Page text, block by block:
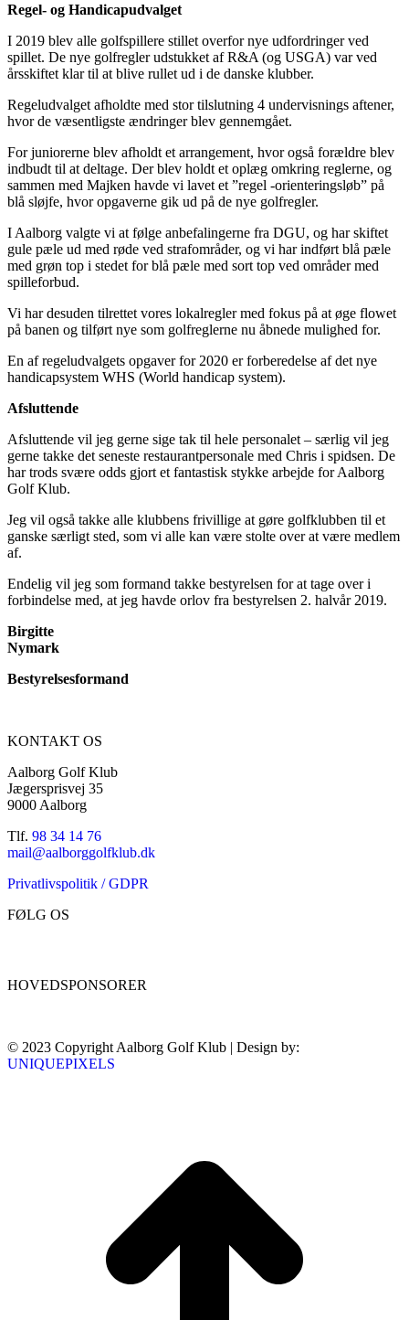
Regel- og Handicapudvalget
I 2019 blev alle golfspillere stillet overfor nye udfordringer ved
spillet. De nye golfregler udstukket af R&A (og USGA) var ved
årsskiftet klar til at blive rullet ud i de danske klubber.
Regeludvalget afholdte med stor tilslutning 4 undervisnings aftener,
hvor de væsentligste ændringer blev gennemgået.
For juniorerne blev afholdt et arrangement, hvor også forældre blev
indbudt til at deltage. Der blev holdt et oplæg omkring reglerne, og
sammen med Majken havde vi lavet et ”regel -orienteringsløb” på
blå sløjfe, hvor opgaverne gik ud på de nye golfregler.
I Aalborg valgte vi at følge anbefalingerne fra DGU, og har skiftet
gule pæle ud med røde ved strafområder, og vi har indført blå pæle
med grøn top i stedet for blå pæle med sort top ved områder med
spilleforbud.
Vi har desuden tilrettet vores lokalregler med fokus på at øge flowet
på banen og tilført nye som golfreglerne nu åbnede mulighed for.
En af regeludvalgets opgaver for 2020 er forberedelse af det nye
handicapsystem WHS (World handicap system).
Afsluttende
Afsluttende vil jeg gerne sige tak til hele personalet – særlig vil jeg
gerne takke det seneste restaurantpersonale med Chris i spidsen. De
har trods svære odds gjort et fantastisk stykke arbejde for Aalborg
Golf Klub.
Jeg vil også takke alle klubbens frivillige at gøre golfklubben til et
ganske særligt sted, som vi alle kan være stolte over at være medlem
af.
Endelig vil jeg som formand takke bestyrelsen for at tage over i
forbindelse med, at jeg havde orlov fra bestyrelsen 2. halvår 2019.
Birgitte
Bestyrelsesformand
KONTAKT OS
Aalborg Golf Klub
Jægersprisvej 35
9000 Aalborg
Tlf. 98 34 14 76
mail@aalborggolfklub.dk
Privatlivspolitik / GDPR
FØLG OS
HOVEDSPONSORER
© 2023 Copyright Aalborg Golf Klub | Design by:
UNIQUEPIXELS